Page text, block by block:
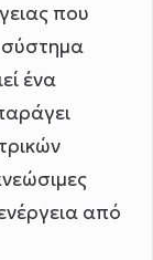
που
σύστημα
ένα
από